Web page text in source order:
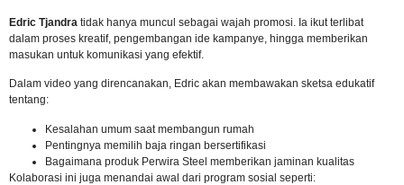
Edric Tjandra tidak hanya muncul sebagai wajah promosi. Ia ikut terlibat
dalam proses kreatif, pengembangan ide kampanye, hingga memberikan
masukan untuk komunikasi yang efektif.
Dalam video yang direncanakan, Edric akan membawakan sketsa edukatif
tentang:
Kesalahan umum saat membangun rumah
Pentingnya memilih baja ringan bersertifikasi
Bagaimana produk Perwira Steel memberikan jaminan kualitas
Kolaborasi ini juga menandai awal dari program sosial seperti: